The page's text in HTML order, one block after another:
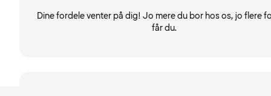
Dine fordele venter på dig! Jo mere du bor hos os, jo flere
får du.